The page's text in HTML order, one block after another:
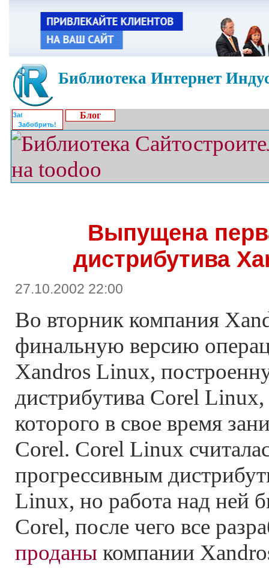
Библиотека Интернет
Забобрить!
Блог
Выпущена
дистрибутива
27.10.2002 22:00
Во вторник компания
финальную версию
Xandros Linux,
дистрибутива Corel Linux,
которого в свое время
Corel. Corel Linux
прогрессивным
Linux, но работа над ней
Corel, после чего все
проданы компании